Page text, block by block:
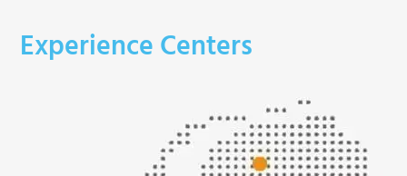
Experience Centers